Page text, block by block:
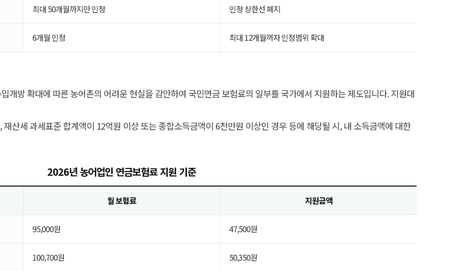
최대 50개월까지만 인정 인정 상한선 폐지
6개월 인정 최대 12개월꺼자 인정범위 확대
개방 확대에 따른 농어촌의 어려운 현실을 감안하여 국민연금 보험료의 일부를 국가에서 지원하는 제도입니다. 지원대
산세 과세표준 합계액이 12억원 이상 또는 종합소득금액이 6천만원 이상인 경우 등에 해당될 시, 내 소득금액에 대한
2026년 농어업인 연금보험료 지원 기준
월 보험료 지원금액
95,000원 47,500원
100,700원 50,350원